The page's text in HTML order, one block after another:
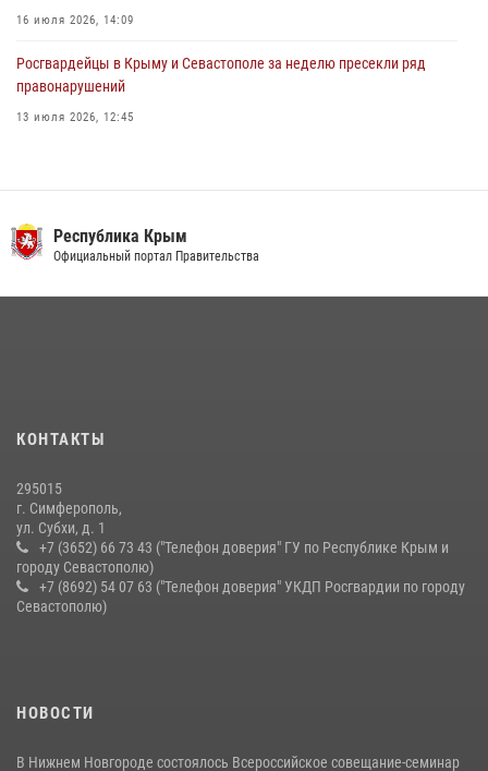
16 июля 2026, 14:09
Росгвардейцы в Крыму и Севастополе за неделю пресекли ряд
правонарушений
13 июля 2026, 12:45
В Ялте росгвардейцы задержали подозреваемого в краже
10 июля 2026, 15:10
Республика Крым
Официальный портал Правительства
КОНТАКТЫ
295015
г. Симферополь,
ул. Субхи, д. 1
+7 (3652) 66 73 43 ("Телефон доверия" ГУ по Республике Крым и
городу Севастополю)
+7 (8692) 54 07 63 ("Телефон доверия" УКДП Росгвардии по городу
Севастополю)
НОВОСТИ
В Нижнем Новгороде состоялось Всероссийское совещание-семинар